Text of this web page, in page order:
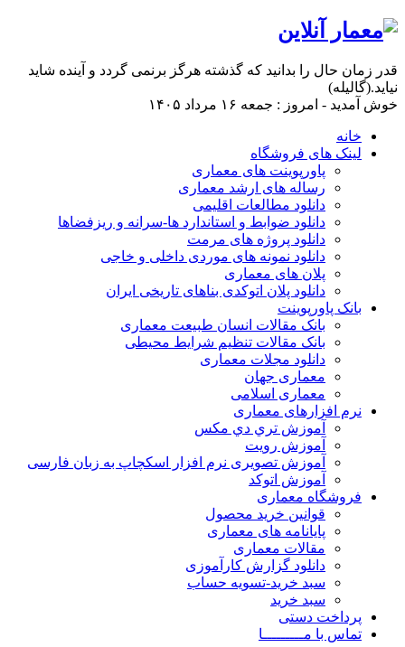
قدر زمان حال را بدانید که گذشته هرگز برنمی گردد و آینده شاید
نیاید.(گالیله)
خوش آمدید - امروز : جمعه ۱۶ مرداد ۱۴۰۵
خانه
لینک های فروشگاه
پاورپوینت های معماری
رساله های ارشد معماری
دانلود مطالعات اقلیمی
دانلود ضوابط و استاندارد ها-سرانه و ریزفضاها
دانلود پروژه های مرمت
دانلود نمونه های موردی داخلی و خاجی
پلان های معماری
دانلود پلان اتوکدی بناهای تاریخی ایران
بانک پاورپوینت
بانک مقالات انسان طبیعت معماری
بانک مقالات تنظیم شرایط محیطی
دانلود مجلات معماری
معماری جهان
معماری اسلامی
نرم افزارهای معماری
آﻣﻮزش ﺗﺮي دي ﻣﮑﺲ
آموزش رویت
آموزش تصویری نرم افزار اسکچاپ به زبان فارسی
آموزش اتوکد
فروشگاه معماری
قوانین خرید محصول
پایانامه های معماری
مقالات معماری
دانلود گزارش کارآموزی
سبد خرید-تسویه حساب
سبد خرید
پرداخت دستی
تماس با مـــــــــا